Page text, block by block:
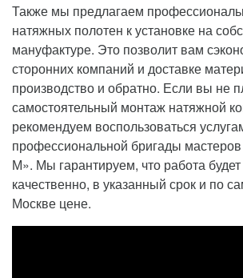
Также мы предлагаем
натяжных полотен к установке на
мануфактуре. Это позволит вам
сторонних компаний и доставке
производство и обратно. Если вы не
самостоятельный монтаж натяжной
рекомендуем воспользоваться
профессиональной бригады
М». Мы гарантируем, что работа
качественно, в указанный срок и по
Москве цене.